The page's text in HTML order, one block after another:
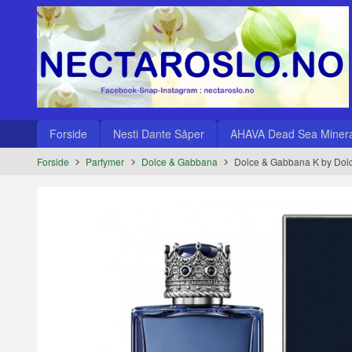
innholdet
Produkter
Forside Nesti Dante Såper AHAVA Dead Sea
Forside Parfymer Dolce & Gabbana Dolce & Gabbana K by